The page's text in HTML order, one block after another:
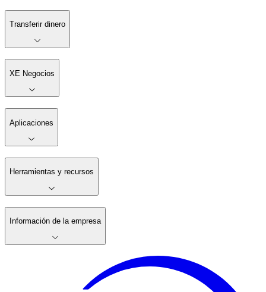
Transferir dinero
XE Negocios
Aplicaciones
Herramientas y recursos
Información de la empresa